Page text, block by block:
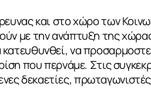
και στο χώρο των
με την ανάπτυξη της
να
που περνάμε. Στις
δεκαετίες, πρωταγωνιστές